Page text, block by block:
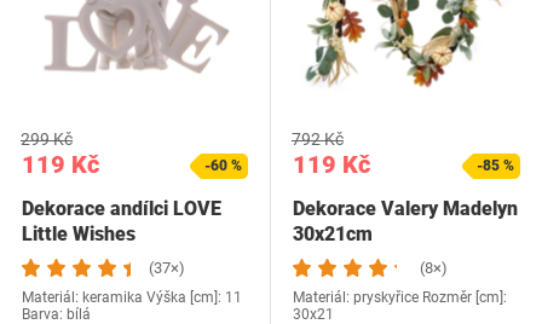
119 Kč
299 Kč
-60 %
Dekorace andílci LOVE
Little Wishes
(37×)
Materiál: keramika Výška [cm]: 11
Barva: bílá
119 Kč
792 Kč
-85 %
Dekorace Valery Madelyn
30x21cm
(8×)
Materiál: pryskyřice Rozměr [cm]:
30x21